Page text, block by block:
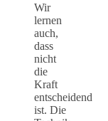
Wir
lernen
auch,
dass
nicht
die
Kraft
entscheidend
ist. Die